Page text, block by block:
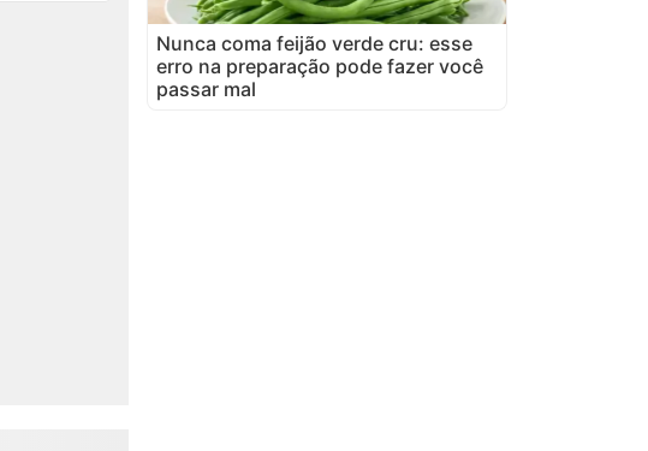
Nunca coma feijão verde cru: esse
erro na preparação pode fazer você
passar mal